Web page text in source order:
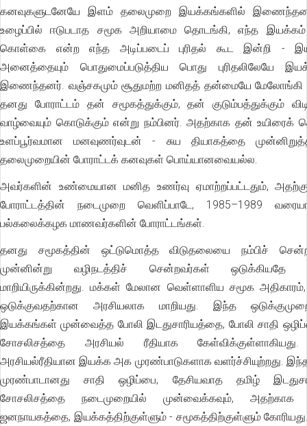
கனவுகளுடனேயே இளம் தலைமுறை இயக்கங்களில்
உழைப்பில் ஈடுபடாத சமூக அறியாமை தொடங்கி, எந்த
கொள்கை என்ற எந்த அடிப்படைப் புரிதல் கூட இன்றி -
அனைத்தையும் பொதுமைப்படுத்திய பொது புரிதலிலேயே
இணைந்தனர். வஞ்சகமும் சூதுமற்ற மனிதத் தன்மையே மேலோங்கி
தனது போராட்டம் தன் சமூகத்துக்கும், தன் குடும்பத்துக்கும்
வாழ்வையும் கொடுக்கும் என்று நம்பினர். அதற்காக தன் உயிரைக்
உளப்பூர்வமான மனவுணர்வுடன் - சுய தியாகத்தை
தலைமுறையின் போராட்டக் கனவுகள் பொய்யானவையல்ல.
அவர்களின் உண்மையான மனித உணர்வு ஏமாற்றப்பட்டதும்,
போராட்டத்தின் நடைமுறை வெளிப்பாடே, 1985–1989
பல்கலைக்கழக மாணவர்களின் போராட்டங்கள்.
தனது சமூகத்தின் ஒட்டுமொத்த விடுதலையை நம்பிச்
முன்னின்று வழிநடத்திச் சென்றவர்கள் ஒடுக்கியதே
மாறியிருக்கின்றது. மக்கள் மேலான வெள்ளாளிய சமூக
ஒடுக்குவதற்கான அரசியலாக மாறியது. இந்த
இயக்கங்கள் முன்வைத்த போலி இடதுசாரியத்தை, போலி சாதி
சோசலிசத்தை அரசியல் ரீதியாக
அரசியல்ரீதியான இயக்க அக முரண்பாடுகளாக வளர்ச்சியுற்றது.
முரண்பாடானது சாதி ஒழிப்பை, தேசியவாத தமிழ்
சோசலிசத்தை நடைமுறையில் முன்வைக்கவும், அதற்காக
ஜனநாயகத்தை, இயக்கத்திற்குள்ளும் - சமூகத்திற்குள்ளும்